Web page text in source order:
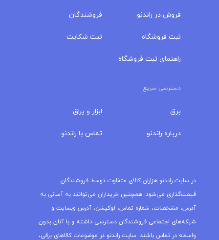
فروش در راندنو
ثبت فروشگاه
راهنمای ثبت فروشگاه
فروشندگان
ثبت شکایت
دسترسی سریع
برق
درباره‌ راندنو
ابزار و یراق
تماس با راندنو
در سایت راندنو هزاران کالای متفاوت توسط فروشندگان
قیمت‌گذاری می‌شود. همچنین خریداران می‌توانند به آسانی به
آدرس، مشخصات، شماره تماس، لوکیشن، آدرس وبسایت و
شبکه‌های اجتماعی فروشندگان دسترسی داشته و با آنان بدون
واسطه در تماس باشند. سایت راندنو در موضوعات کالاهای برقی،